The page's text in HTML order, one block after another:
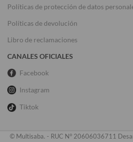
Políticas de protección de datos
Políticas de devolución
Libro de reclamaciones
CANALES OFICIALES
Facebook
Instagram
Tiktok
© Multisaba. - RUC N° 20606036711